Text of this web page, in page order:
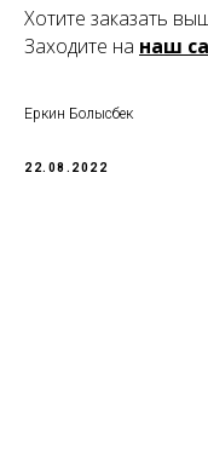
Хотите заказать
Заходите на наш
Еркин Болысбек
22.08.2022